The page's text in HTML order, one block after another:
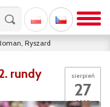
Ryszard
sierpień
27
2025
rundy